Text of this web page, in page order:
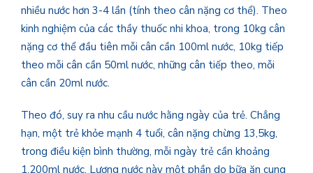
nhiều nước hơn 3-4 lần (tính theo cân nặng cơ thể). Theo
kinh nghiệm của các thầy thuốc nhi khoa, trong 10kg cân
nặng cơ thể đầu tiên mỗi cân cần 100ml nước, 10kg tiếp
theo mỗi cân cần 50ml nước, những cân tiếp theo, mỗi
cân cần 20ml nước.
Theo đó, suy ra nhu cầu nước hằng ngày của trẻ. Chẳng
hạn, một trẻ khỏe mạnh 4 tuổi, cân nặng chừng 13,5kg,
trong điều kiện bình thường, mỗi ngày trẻ cần khoảng
1.200ml nước. Lượng nước này một phần do bữa ăn cung